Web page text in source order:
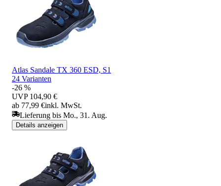
Atlas Sandale TX 360 ESD, S1
24 Varianten
-26 %
UVP 104,90 €
ab 77,99 €inkl. MwSt.
Lieferung bis Mo., 31. Aug.
Details anzeigen